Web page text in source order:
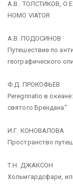
А.В . ТОЛСТИКОВ,
HOMO VIATOR
А.В. ПОДОСИНОВ
Путешествие по
географического
Ф.Д. ПРОКОФЬЕВ
Peregrinatio в
святого Брендана"
И.Г. КОНОВАЛОВА
Пространство
Т.Н. ДЖАКСОН
Хольмгардсфари,